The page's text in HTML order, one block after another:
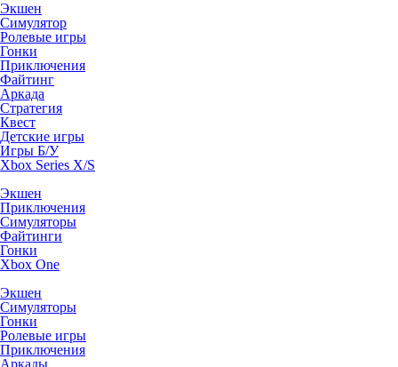
Экшен
Симулятор
Ролевые игры
Гонки
Приключения
Файтинг
Аркада
Стратегия
Квест
Детские игры
Игры Б/У
Xbox Series X/S
Экшен
Приключения
Симуляторы
Файтинги
Гонки
Xbox One
Экшен
Симуляторы
Гонки
Ролевые игры
Приключения
Аркады